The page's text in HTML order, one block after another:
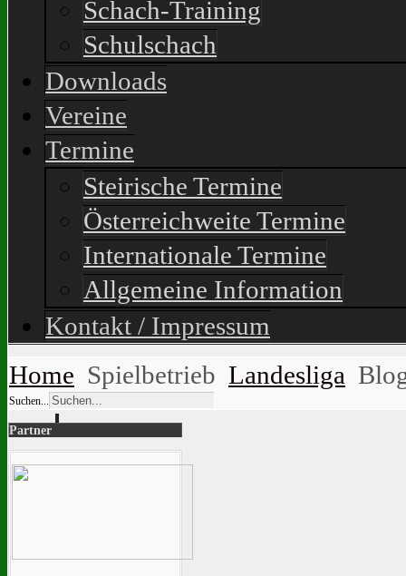
Schach-Training
Schulschach
Downloads
Vereine
Termine
Steirische Termine
Österreichweite Termine
Internationale Termine
Allgemeine Information
Kontakt / Impressum
Home Spielbetrieb Landesliga
Suchen...
Partner